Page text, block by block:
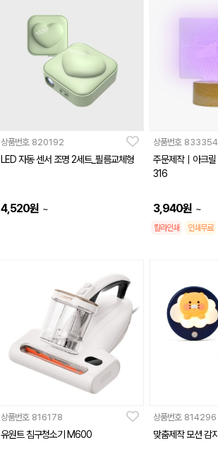
상품번호 820192
LED 자동 센서 조명 2세트_필름교체형
4,520원 ~
상품번호 833354
주문제작｜아크
316
3,940원 ~
칼라인쇄 인쇄무료
상품번호 816178
유원트 침구청소기 M600
상품번호 814296
맞춤제작 모션 감